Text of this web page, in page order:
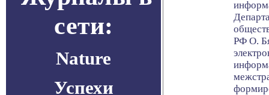
сети:
Nature
Успехи
РФ О.